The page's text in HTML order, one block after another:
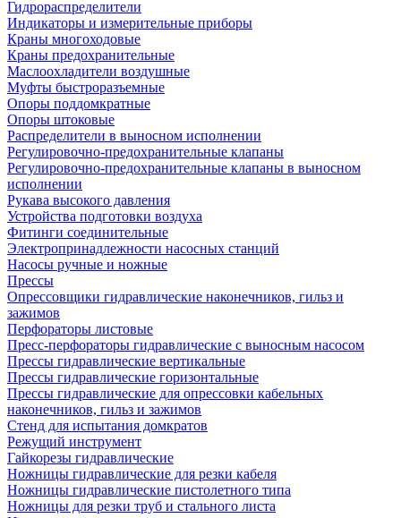
Гидрораспределители
Индикаторы и измерительные приборы
Краны многоходовые
Краны предохранительные
Маслоохладители воздушные
Муфты быстроразъемные
Опоры поддомкратные
Опоры штоковые
Распределители в выносном исполнении
Регулировочно-предохранительные клапаны
Регулировочно-предохранительные клапаны в выносном
исполнении
Рукава высокого давления
Устройства подготовки воздуха
Фитинги соединительные
Электропринадлежности насосных станций
Насосы ручные и ножные
Прессы
Опрессовщики гидравлические наконечников, гильз и
зажимов
Перфораторы листовые
Пресс-перфораторы гидравлические с выносным насосом
Прессы гидравлические вертикальные
Прессы гидравлические горизонтальные
Прессы гидравлические для опрессовки кабельных
наконечников, гильз и зажимов
Стенд для испытания домкратов
Режущий инструмент
Гайкорезы гидравлические
Ножницы гидравлические для резки кабеля
Ножницы гидравлические пистолетного типа
Ножницы для резки труб и стального листа